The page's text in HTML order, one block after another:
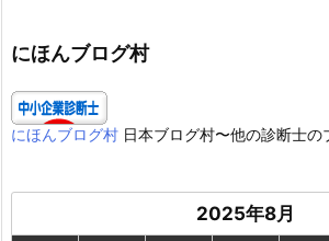
ー
にほんブログ村
にほんブログ村 日本ブログ村〜他の診断士の
2025年8月